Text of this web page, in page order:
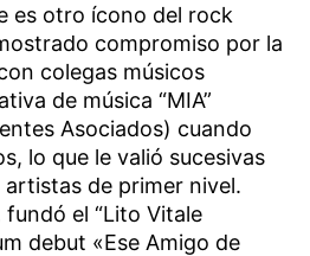
es otro ícono del rock
compromiso por la
colegas músicos
de música “MIA”
Asociados) cuando
lo que le valió sucesivas
de primer nivel.
fundó el “Lito Vitale
debut «Ese Amigo de